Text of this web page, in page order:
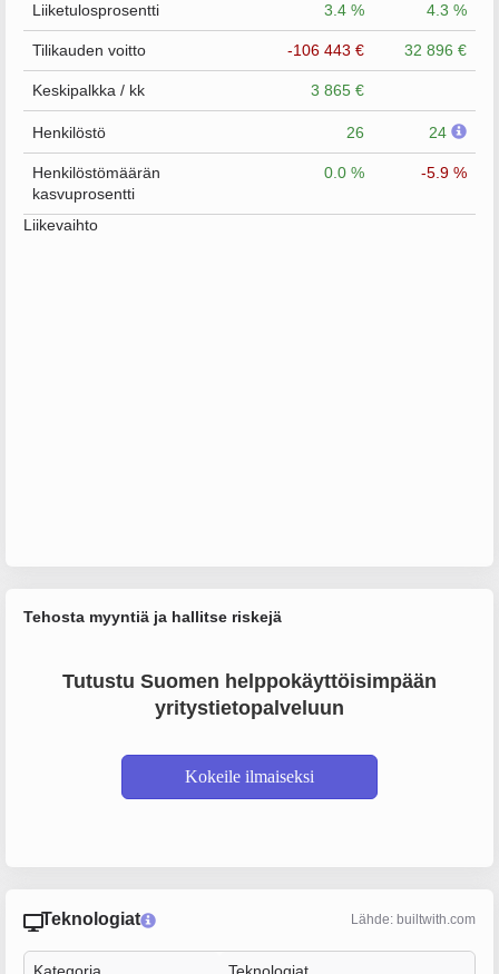
Liiketulosprosentti 3.4 % 4.3 %
Tilikauden voitto -106 443 € 32 896 €
Keskipalkka / kk 3 865 €
Henkilöstö 26 24
Henkilöstömäärän
kasvuprosentti
0.0 % -5.9 %
Liikevaihto
Tehosta myyntiä ja hallitse riskejä
Tutustu Suomen helppokäyttöisimpään
yritystietopalveluun
Kokeile ilmaiseksi
Teknologiat Lähde: builtwith.com